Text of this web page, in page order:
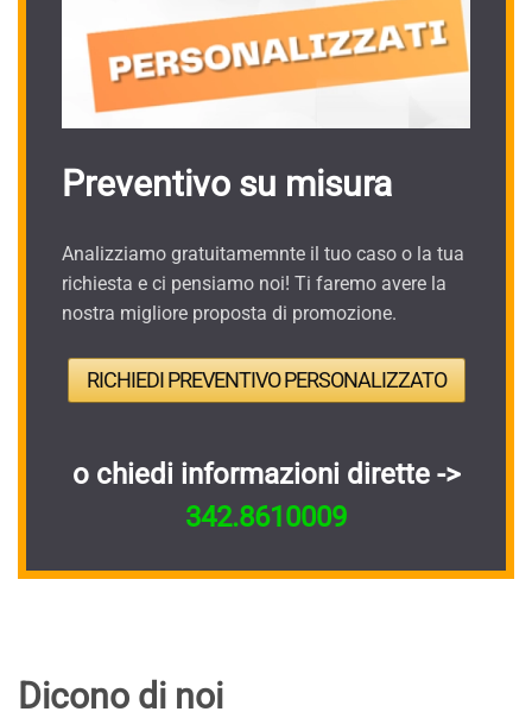
Preventivo su misura
Analizziamo gratuitamemnte il tuo caso o la tua
richiesta e ci pensiamo noi! Ti faremo avere la
nostra migliore proposta di promozione.
RICHIEDI PREVENTIVO PERSONALIZZATO
o chiedi informazioni dirette ->
342.8610009
Dicono di noi